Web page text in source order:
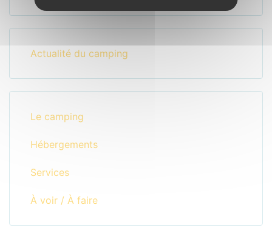
Actualité du camping
Le camping
Hébergements
Services
À voir / À faire